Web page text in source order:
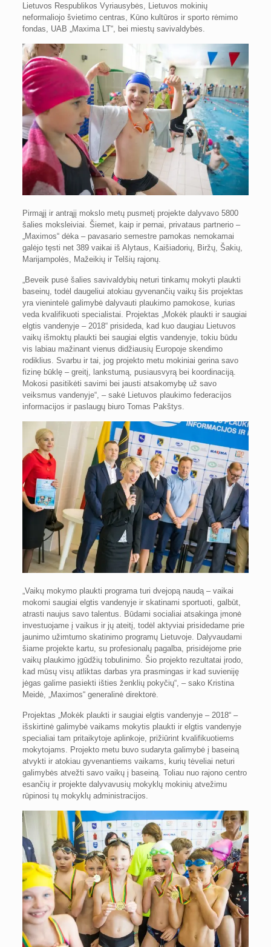
Lietuvos Respublikos Vyriausybės, Lietuvos mokinių
neformaliojo švietimo centras, Kūno kultūros ir sporto rėmimo
fondas, UAB „Maxima LT“, bei miestų savivaldybės.
Pirmąjį ir antrąjį mokslo metų pusmetį projekte dalyvavo 5800
šalies moksleiviai. Šiemet, kaip ir pernai, privataus partnerio –
„Maximos“ dėka – pavasario semestre pamokas nemokamai
galėjo tęsti net 389 vaikai iš Alytaus, Kaišiadorių, Biržų, Šakių,
Marijampolės, Mažeikių ir Telšių rajonų.
„Beveik pusė šalies savivaldybių neturi tinkamų mokyti plaukti
baseinų, todėl daugeliui atokiau gyvenančių vaikų šis projektas
yra vienintelė galimybė dalyvauti plaukimo pamokose, kurias
veda kvalifikuoti specialistai. Projektas „Mokėk plaukti ir saugiai
elgtis vandenyje – 2018“ prisideda, kad kuo daugiau Lietuvos
vaikų išmoktų plaukti bei saugiai elgtis vandenyje, tokiu būdu
vis labiau mažinant vienus didžiausių Europoje skendimo
rodiklius. Svarbu ir tai, jog projekto metu mokiniai gerina savo
fizinę būklę – greitį, lankstumą, pusiausvyrą bei koordinaciją.
Mokosi pasitikėti savimi bei jausti atsakomybę už savo
veiksmus vandenyje“, – sakė Lietuvos plaukimo federacijos
informacijos ir paslaugų biuro Tomas Pakštys.
„Vaikų mokymo plaukti programa turi dvejopą naudą – vaikai
mokomi saugiai elgtis vandenyje ir skatinami sportuoti, galbūt,
atrasti naujus savo talentus. Būdami socialiai atsakinga įmonė
investuojame į vaikus ir jų ateitį, todėl aktyviai prisidedame prie
jaunimo užimtumo skatinimo programų Lietuvoje. Dalyvaudami
šiame projekte kartu, su profesionalų pagalba, prisidėjome prie
vaikų plaukimo įgūdžių tobulinimo. Šio projekto rezultatai įrodo,
kad mūsų visų atliktas darbas yra prasmingas ir kad suvieniję
jėgas galime pasiekti išties ženklių pokyčių“, – sako Kristina
Meidė, „Maximos“ generalinė direktorė.
Projektas „Mokėk plaukti ir saugiai elgtis vandenyje – 2018“ –
išskirtinė galimybė vaikams mokytis plaukti ir elgtis vandenyje
specialiai tam pritaikytoje aplinkoje, prižiūrint kvalifikuotiems
mokytojams. Projekto metu buvo sudaryta galimybė į baseiną
atvykti ir atokiau gyvenantiems vaikams, kurių tėveliai neturi
galimybės atvežti savo vaikų į baseiną. Toliau nuo rajono centro
esančių ir projekte dalyvavusių mokyklų mokinių atvežimu
rūpinosi tų mokyklų administracijos.